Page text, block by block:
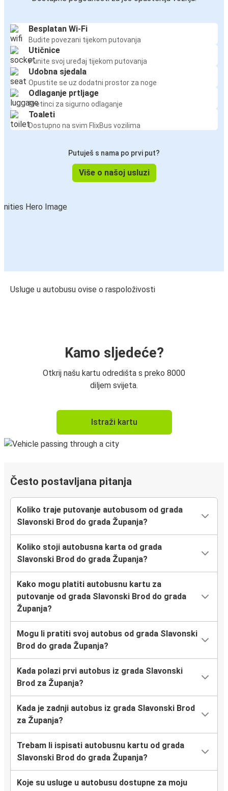
Besplatan Wi-Fi
Budite povezani tijekom putovanja
Utičnice
Punite svoj uređaj tijekom putovanja
Udobna sjedala
Opustite se uz dodatni prostor za noge
Odlaganje prtljage
Pretinci za sigurno odlaganje
Toaleti
Dostupno na svim FlixBus vozilima
Putuješ s nama po prvi put?
Više o našoj usluzi
Usluge u autobusu ovise o raspoloživosti
Kamo sljedeće?
Otkrij našu kartu odredišta s preko 8000
diljem svijeta.
Istraži kartu
Često postavljana pitanja
Koliko traje putovanje autobusom od grada
Slavonski Brod do grada Županja?
Koliko stoji autobusna karta od grada
Slavonski Brod do grada Županja?
Kako mogu platiti autobusnu kartu za
putovanje od grada Slavonski Brod do grada
Županja?
Mogu li pratiti svoj autobus od grada Slavonski
Brod do grada Županja?
Kada polazi prvi autobus iz grada Slavonski
Brod za Županja?
Kada je zadnji autobus iz grada Slavonski Brod
za Županja?
Trebam li ispisati autobusnu kartu od grada
Slavonski Brod do grada Županja?
Koje su usluge u autobusu dostupne za moju